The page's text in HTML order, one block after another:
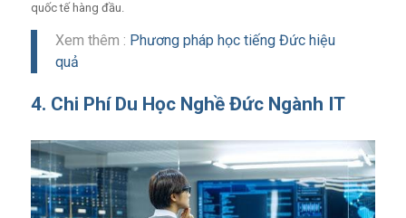
quốc tế hàng đầu.
Xem thêm : Phương pháp học tiếng Đức hiệu
quả
4. Chi Phí Du Học Nghề Đức Ngành IT